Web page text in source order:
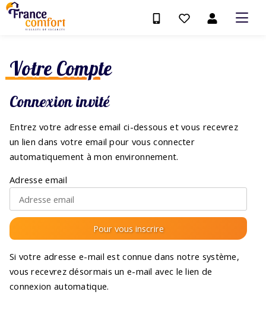
Votre Compte
Connexion invité
Entrez votre adresse email ci-dessous et vous recevrez
un lien dans votre email pour vous connecter
automatiquement à mon environnement.
Adresse email
Si votre adresse e-mail est connue dans notre système,
vous recevrez désormais un e-mail avec le lien de
connexion automatique.